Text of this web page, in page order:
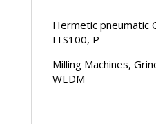
Hermetic pneumatic
ITS100, P
Milling Machines,
WEDM